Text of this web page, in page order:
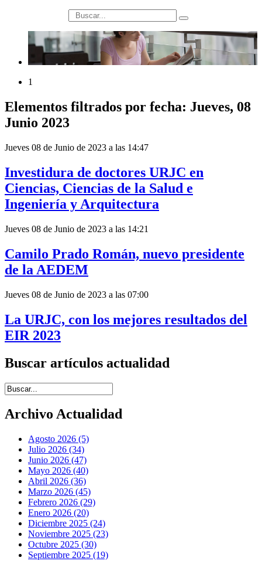
búsqueda
1
Elementos filtrados por fecha: Jueves, 08
Junio 2023
Jueves 08 de Junio de 2023 a las 14:47
Investidura de doctores URJC en
Ciencias, Ciencias de la Salud e
Ingeniería y Arquitectura
Jueves 08 de Junio de 2023 a las 14:21
Camilo Prado Román, nuevo presidente
de la AEDEM
Jueves 08 de Junio de 2023 a las 07:00
La URJC, con los mejores resultados del
EIR 2023
Buscar artículos actualidad
Introduce términos de búsqueda
Archivo Actualidad
Agosto 2026 (5)
Julio 2026 (34)
Junio 2026 (47)
Mayo 2026 (40)
Abril 2026 (36)
Marzo 2026 (45)
Febrero 2026 (29)
Enero 2026 (20)
Diciembre 2025 (24)
Noviembre 2025 (23)
Octubre 2025 (30)
Septiembre 2025 (19)